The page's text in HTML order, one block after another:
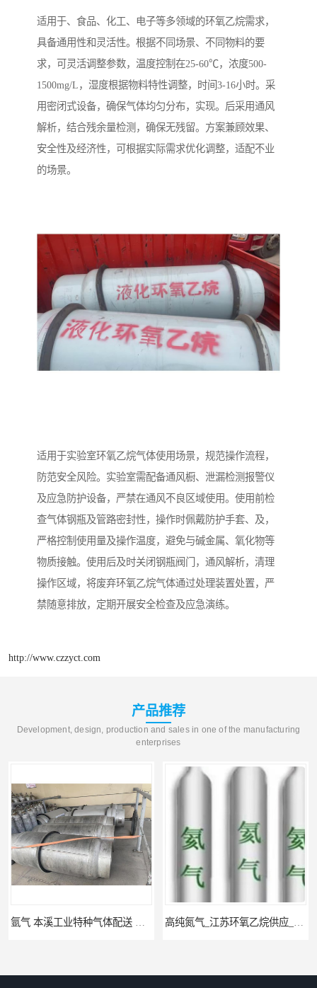
适用于、食品、化工、电子等多领域的环氧乙烷需求，
具备通用性和灵活性。根据不同场景、不同物料的要
求，可灵活调整参数，温度控制在25-60℃，浓度500-
1500mg/L，湿度根据物料特性调整，时间3-16小时。采
用密闭式设备，确保气体均匀分布，实现。后采用通风
解析，结合残余量检测，确保无残留。方案兼顾效果、
安全性及经济性，可根据实际需求优化调整，适配不业
的场景。
适用于实验室环氧乙烷气体使用场景，规范操作流程，
防范安全风险。实验室需配备通风橱、泄漏检测报警仪
及应急防护设备，严禁在通风不良区域使用。使用前检
查气体钢瓶及管路密封性，操作时佩戴防护手套、及，
严格控制使用量及操作温度，避免与碱金属、氧化物等
物质接触。使用后及时关闭钢瓶阀门，通风解析，清理
操作区域，将废弃环氧乙烷气体通过处理装置处置，严
禁随意排放，定期开展安全检查及应急演练。
http://www.czzyct.com
产品推荐
Development, design, production and sales in one of the manufacturing
enterprises